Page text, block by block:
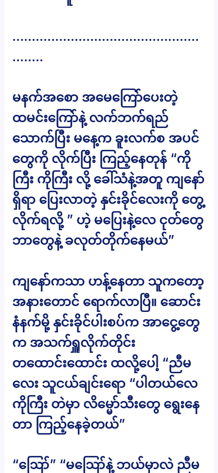
…………………………………………
……..
မနက်အစော အမေကြော်ပေးတဲ့
ထမင်းကြော်နဲ့ လက်ဘက်ရည်
သောက်ပြီး မနေ့က ခူးလက်စ အပင်
တွေကို လိုက်ပြီး ကြည့်နေတုန် “ကို
ကြီး ကိုကြီး လို့ ခေါ်သံနဲ့အတူ ကျနော်
ရှိရာ ပြေးလာတဲ့ နှင်းခိုင်လေးကို တွေ့
လိုက်ရလို့ ” ဟဲ့ မပြေးနဲ့လေ ငုတ်တွေ
ဘာတွေနဲ့ ခလုတ်တိုက်နေမယ်”
ကျနော်ကသာ ဟန့်နေတာ သူကတော့
အနားတောင် ရောက်လာပြီ။ ဆောင်း
နံနက်မို့ နှင်းခိုင်ပါးစပ်က အာငွေ့တွေ
က အသက်ရှူလိုက်တိုင်း
တထောင်းထောင်း ထလို့ပေါ့ “ညီမ
လေး သူငယ်ချင်းရော “ပါတယ်လေ
ကိုကြီး တဲမှာ လိမ္မော်သီးတွေ ရွေးနေ
တာ ကြည့်နေခဲ့တယ်”
“ဪ” “မဪနဲ့ ဘယ်မှာလဲ ညီမ